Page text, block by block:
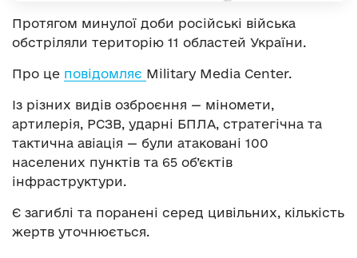
Протягом минулої доби російські війська
обстріляли територію 11 областей України.
Про це повідомляє Military Media Center.
Із різних видів озброєння — міномети,
артилерія, РСЗВ, ударні БПЛА, стратегічна та
тактична авіація — були атаковані 100
населених пунктів та 65 об’єктів
інфраструктури.
Є загиблі та поранені серед цивільних, кількість
жертв уточнюється.